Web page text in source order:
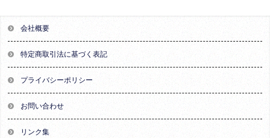
会社概要
特定商取引法に基づく表記
プライバシーポリシー
お問い合わせ
リンク集